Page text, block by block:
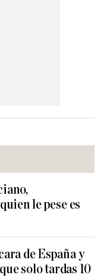
le pese es
de España y
solo tardas 10